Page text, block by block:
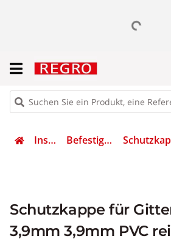
Installation Befestigungsmaterial
Schutzkappe für
3,9mm 3,9mm PVC